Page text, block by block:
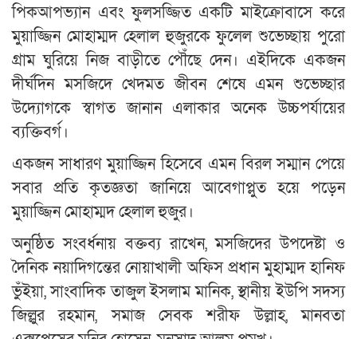
পিকআপভ্যান এবং ফুলসজ্জিত একটি মাইক্রোবাসে করে
মুয়াজ্জিন মোহাম্মদ হেলাল হুজুরকে ফুলেল শুভেচ্ছায় পুরো
গ্রাম ঘুরিয়ে নিজ বাড়ীতে পৌঁছে দেন। এইদিকে একজন
দীর্ঘদিন মসজিদে খেদমত জীবন শেষে এমন শুভেচ্ছার
উদ্যোগকে স্বাগত জানান এলাকার অনেক উচ্চপর্যায়ের
ব্যক্তিবর্গ।
একজন সাধারণ মুয়াজ্জিন হিসেবে এমন বিরল সম্মান পেয়ে
সবার প্রতি কৃতজ্ঞতা জানিয়ে আবেগাপ্লুত হয়ে পড়েন
মুয়াজ্জিন মোহাম্মদ হেলাল হুজুর।
অনুষ্ঠিত সংবর্ধনায় বক্তব্য রাখেন, মসজিদের উপদেষ্টা ও
দৈনিক নয়াদিগন্তের নোয়াখালী অফিস প্রধান মুহাম্মদ হানিফ
ভুঁইয়া, সাংবাদিক তাজুল ইসলাম মানিক, স্থানীয় ইউপি সদস্য
জিল্লুর রহমান, সমাজ সেবক শরীফ উল্লাহ, মানবতা